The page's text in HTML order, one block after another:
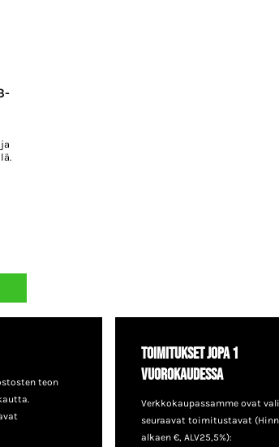
teon
Toimitukset jopa 1
vuorokaudessa
Verkkokaupassamme ovat
seuraavat toimitustavat
alkaen €, ALV25,5%):